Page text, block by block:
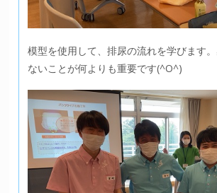
模型を使用して、排尿の流れを学びます
ないことが何よりも重要です(^O^)